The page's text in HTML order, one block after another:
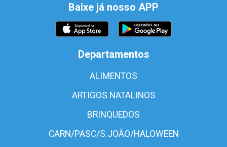
Baixe já nosso APP
Departamentos
ALIMENTOS
ARTIGOS NATALINOS
BRINQUEDOS
CARN/PASC/S.JOÃO/HALOWEEN